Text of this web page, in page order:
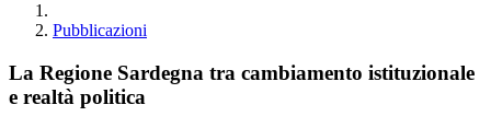
Pubblicazioni
La Regione Sardegna tra cambiamento istituzionale
e realtà politica